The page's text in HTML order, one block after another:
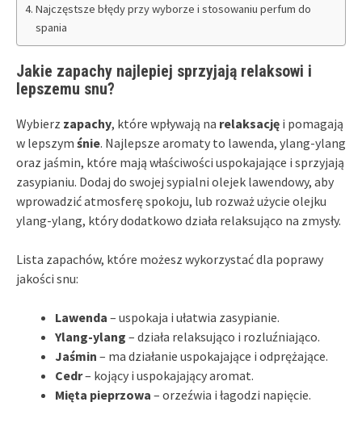
Najczęstsze błędy przy wyborze i stosowaniu perfum do
spania
Jakie zapachy najlepiej sprzyjają relaksowi i
lepszemu snu?
Wybierz zapachy, które wpływają na relaksację i pomagają
w lepszym śnie. Najlepsze aromaty to lawenda, ylang-ylang
oraz jaśmin, które mają właściwości uspokajające i sprzyjają
zasypianiu. Dodaj do swojej sypialni olejek lawendowy, aby
wprowadzić atmosferę spokoju, lub rozważ użycie olejku
ylang-ylang, który dodatkowo działa relaksująco na zmysły.
Lista zapachów, które możesz wykorzystać dla poprawy
jakości snu:
Lawenda – uspokaja i ułatwia zasypianie.
Ylang-ylang – działa relaksująco i rozluźniająco.
Jaśmin – ma działanie uspokajające i odprężające.
Cedr– kojący i uspokajający aromat.
Mięta pieprzowa – orzeźwia i łagodzi napięcie.